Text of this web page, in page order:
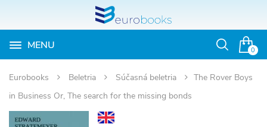
0
MENU
Otvoriť
Eurobooks Beletria Súčasná beletria
The Rover Boys
in Business Or, The search for the missing bonds